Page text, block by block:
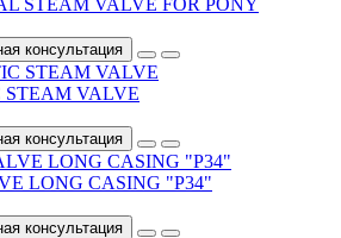
консультация
STEAM VALVE
консультация
LONG CASING "P34"
консультация